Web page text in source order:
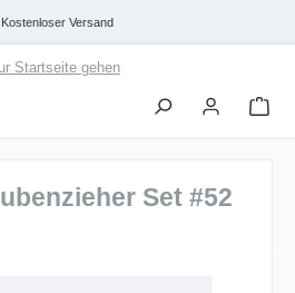
Kostenloser Versand
Set #52